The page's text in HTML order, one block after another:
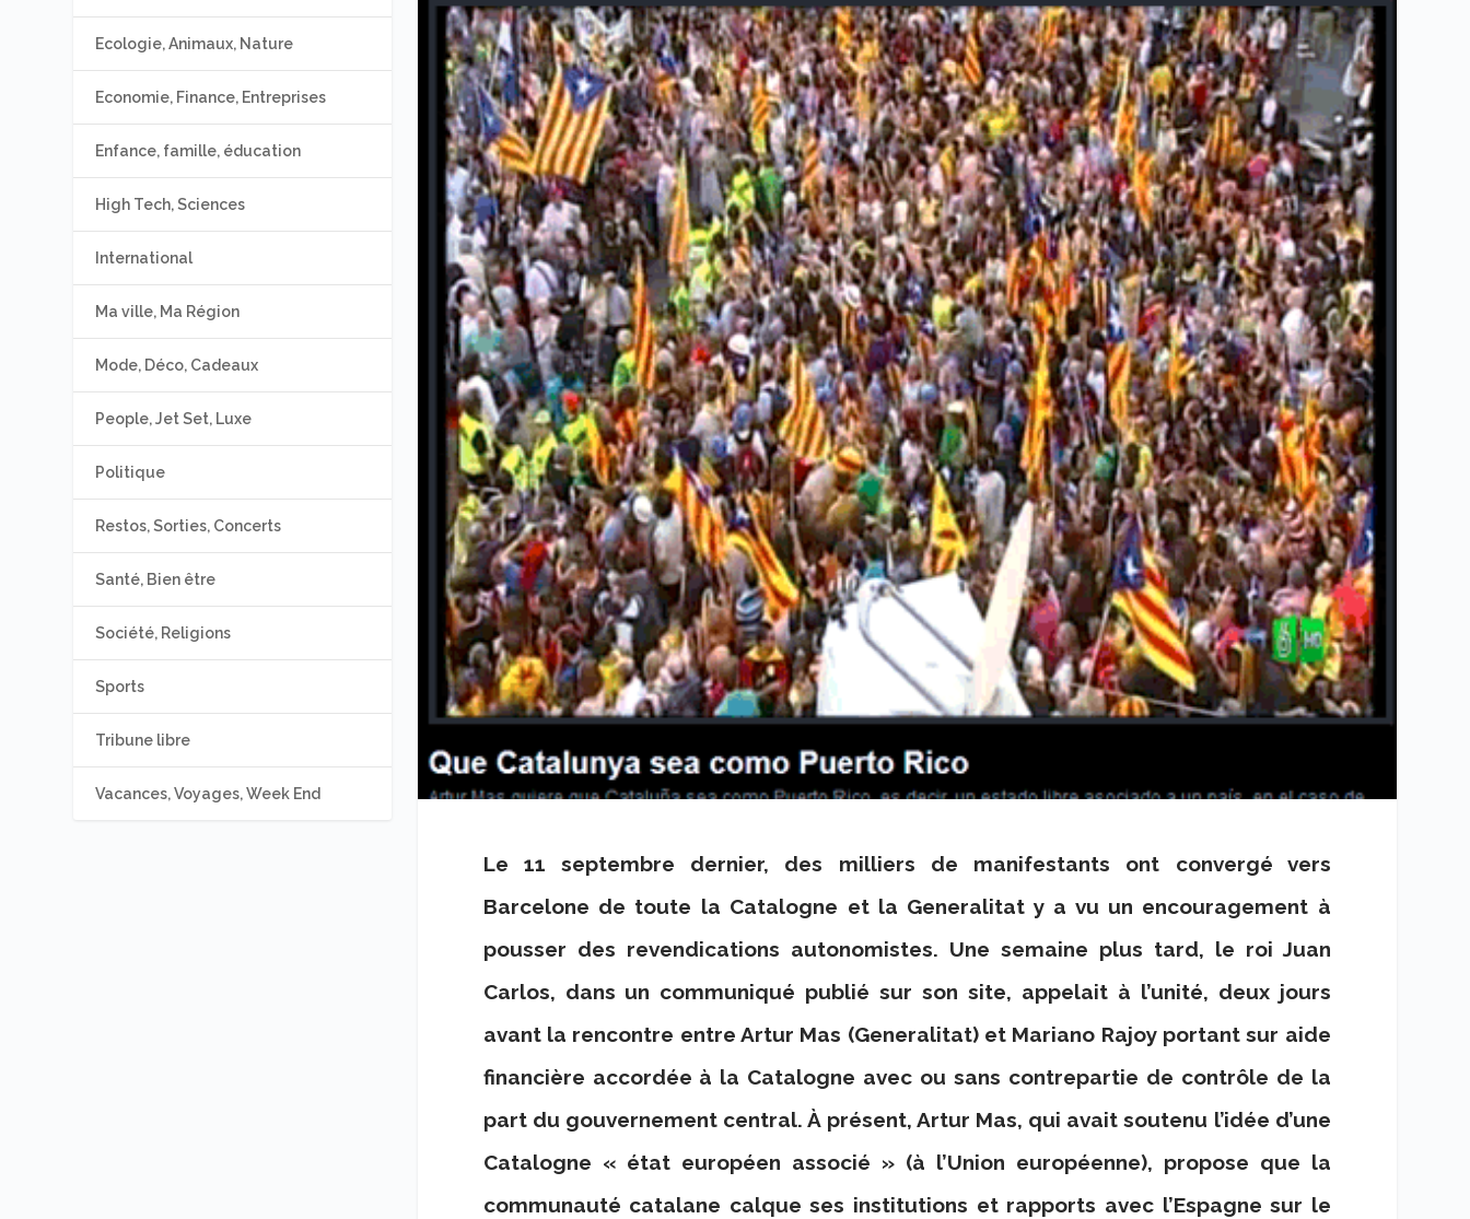
Le 11 septembre dernier, des milliers de manifestants ont convergé vers
Barcelone de toute la Catalogne et la Generalitat y a vu un encouragement à
pousser des revendications autonomistes. Une semaine plus tard, le roi Juan
Carlos, dans un communiqué publié sur son site, appelait à l’unité, deux jours
avant la rencontre entre Artur Mas (Generalitat) et Mariano Rajoy portant sur aide
financière accordée à la Catalogne avec ou sans contrepartie de contrôle de la
part du gouvernement central. À présent, Artur Mas, qui avait soutenu l’idée d’une
Catalogne « état européen associé » (à l’Union européenne), propose que la
communauté catalane calque ses institutions et rapports avec l’Espagne sur le
Ecologie, Animaux, Nature
Economie, Finance, Entreprises
Enfance, famille, éducation
High Tech, Sciences
International
Ma ville, Ma Région
Mode, Déco, Cadeaux
People, Jet Set, Luxe
Politique
Restos, Sorties, Concerts
Santé, Bien être
Société, Religions
Sports
Tribune libre
Vacances, Voyages, Week End